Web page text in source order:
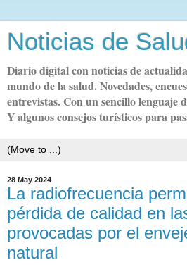
Noticias de
Diario digital con noticias de
mundo de la salud. Novedades,
entrevistas. Con un sencillo lenguaje
Y algunos consejos turísticos para
28 May 2024
La radiofrecuencia
pérdida de calidad en
provocadas por el
natural